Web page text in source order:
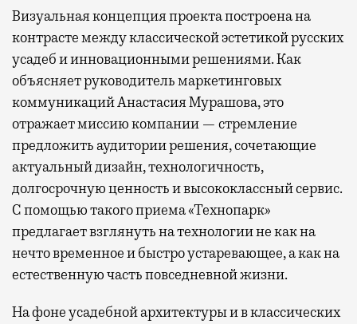
Визуальная концепция проекта построена на
контрасте между классической эстетикой русских
усадеб и инновационными решениями. Как
объясняет руководитель маркетинговых
коммуникаций Анастасия Мурашова, это
отражает миссию компании — стремление
предложить аудитории решения, сочетающие
актуальный дизайн, технологичность,
долгосрочную ценность и высококлассный сервис.
С помощью такого приема «Технопарк»
предлагает взглянуть на технологии не как на
нечто временное и быстро устаревающее, а как на
естественную часть повседневной жизни.
На фоне усадебной архитектуры и в классических